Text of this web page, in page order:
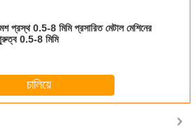
প্রস্থ 0.5-8 মিমি প্রসারিত মেটাল মেশিনের
0.5-8 মিমি
চালিয়ে